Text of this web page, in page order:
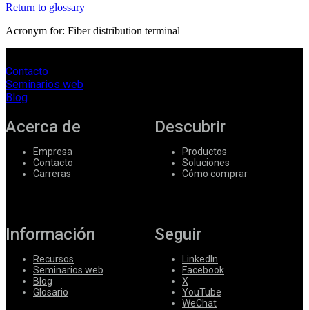
Corporate
Careers
Partners
Suppliers
Return to glossary
Acronym for: Fiber distribution terminal
Contacto
Seminarios web
Blog
Acerca de
Empresa
Contacto
Carreras
Descubrir
Productos
Soluciones
Cómo comprar
Información
Recursos
Seminarios web
Blog
Glosario
Seguir
LinkedIn
Facebook
X
YouTube
WeChat